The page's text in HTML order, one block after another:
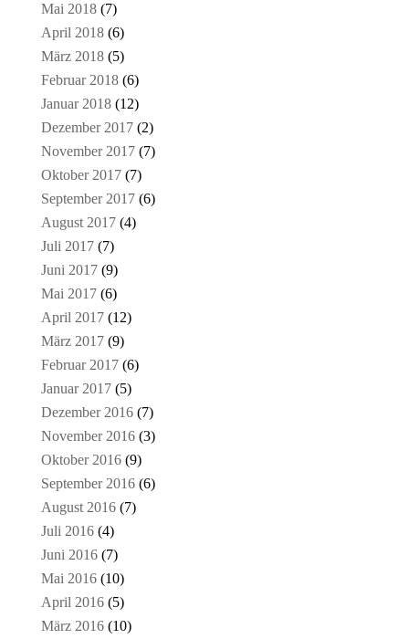
Mai 2018(7)
April 2018(6)
März 2018(5)
Februar 2018(6)
Januar 2018(12)
Dezember 2017(2)
November 2017(7)
Oktober 2017(7)
September 2017(6)
August 2017(4)
Juli 2017(7)
Juni 2017(9)
Mai 2017(6)
April 2017(12)
März 2017(9)
Februar 2017(6)
Januar 2017(5)
Dezember 2016(7)
November 2016(3)
Oktober 2016(9)
September 2016(6)
August 2016(7)
Juli 2016(4)
Juni 2016(7)
Mai 2016(10)
April 2016(5)
März 2016(10)